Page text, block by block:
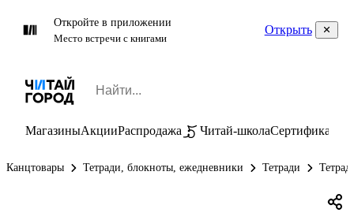
Откройте в приложении
Место встречи с книгами
Открыть
МагазиныАкцииРаспродажа Читай-школаСертификаты
Канцтовары Тетради, блокноты, ежедневники Тетради